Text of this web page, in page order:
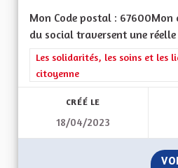
Mon Code postal : 67600Mon
du social traversent une réelle
Filtrer les résultats de la
Les solidarités, les soins et les
citoyenne
CRÉÉ LE
18/04/2023